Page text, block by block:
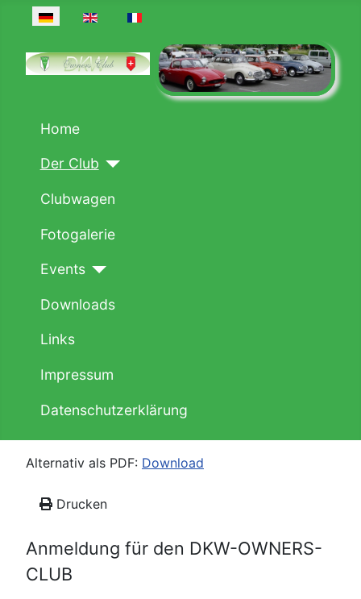
Sprache auswählen
Home
Der Club
Clubwagen
Fotogalerie
Events
Downloads
Links
Impressum
Datenschutzerklärung
Alternativ als PDF: Download
Drucken
Anmeldung für den DKW-OWNERS-
CLUB